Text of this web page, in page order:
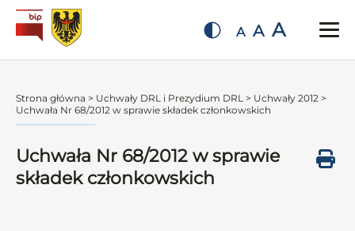
A A A
Strona główna > Uchwały DRL i Prezydium DRL > Uchwały 2012 >
Uchwała Nr 68/2012 w sprawie składek członkowskich
Uchwała Nr 68/2012 w sprawie
składek członkowskich